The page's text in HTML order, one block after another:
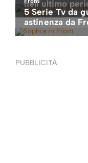
PUBBLICITÀ